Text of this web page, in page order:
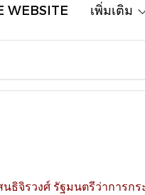
WEBSITE เพิ่มเติม
ธิจิรวงศ์ รัฐมนตรีว่าการก